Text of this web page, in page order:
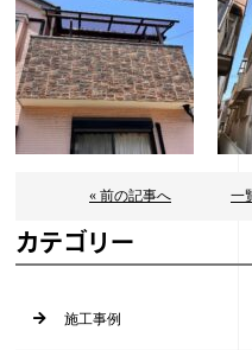
« 前の記事へ 一
カテゴリー
施工事例